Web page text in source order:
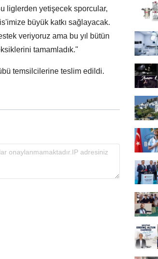
liglerden yetişecek sporcular,
büyük katkı sağlayacak.
veriyoruz ama bu yıl bütün
tamamladık."
temsilcilerine teslim edildi.